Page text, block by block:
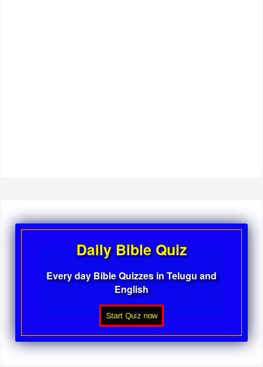
Daily Bible Quiz
Every day Bible Quizzes in Telugu and
English
Start Quiz now